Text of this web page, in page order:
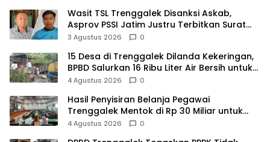
Wasit TSL Trenggalek Disanksi Askab,
Asprov PSSI Jatim Justru Terbitkan Surat
Tugas di Hari yang Sama
3 Agustus 2026 0
15 Desa di Trenggalek Dilanda Kekeringan,
BPBD Salurkan 16 Ribu Liter Air Bersih untuk
900 Warga
4 Agustus 2026 0
Hasil Penyisiran Belanja Pegawai
Trenggalek Mentok di Rp 30 Miliar untuk
Infrastruktur
4 Agustus 2026 0